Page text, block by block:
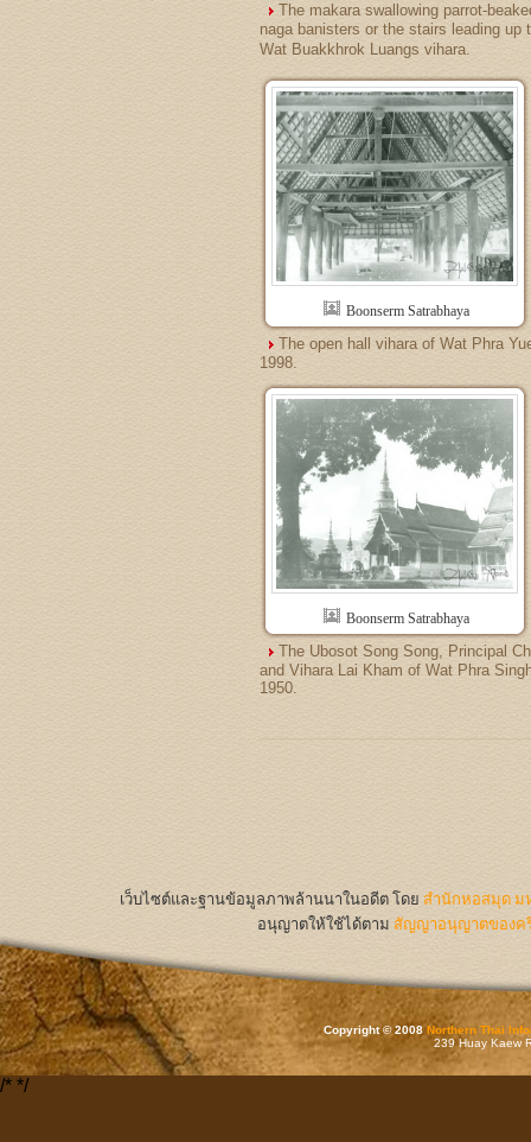
The makara swallowing parrot-
naga banisters or the stairs leading up
Wat Buakkhrok Luangs vihara.
Boonserm Satrabhaya
The open hall vihara of Wat Phra
1998.
Boonserm Satrabhaya
The Ubosot Song Song, Principal
and Vihara Lai Kham of Wat Phra
1950.
เว็บไซต์และฐานข้อมูลภาพล้านนาในอดีต โดย สำนักหอสมุด ม
อนุญาตให้ใช้ได้ตาม สัญญาอนุญาตของค
Copyright © 2008Northern Thai
239 Huay Kaew
/* */